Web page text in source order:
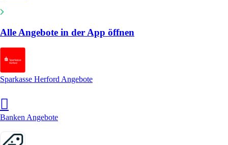
Alle Angebote in der App öffnen
Sparkasse Herford Angebote
Banken Angebote